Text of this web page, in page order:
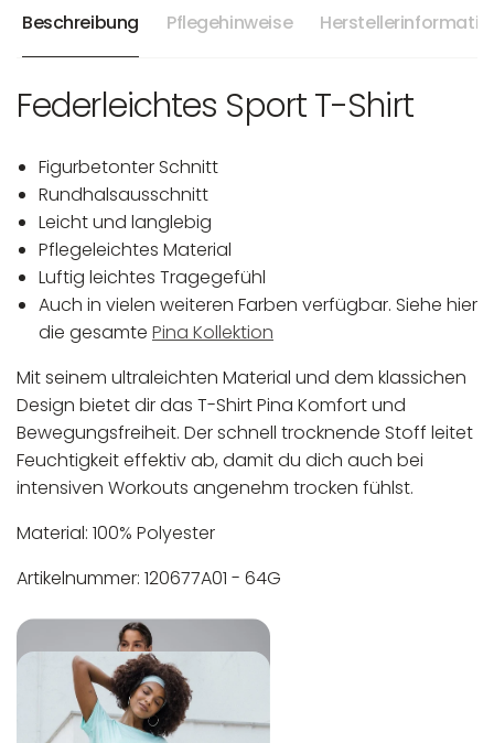
Beschreibung Pflegehinweise
Federleichtes Sport T-Shirt
Figurbetonter Schnitt
Rundhalsausschnitt
Leicht und langlebig
Pflegeleichtes Material
Luftig leichtes Tragegefühl
Auch in vielen weiteren Farben verfügbar. Siehe hier
die gesamte Pina Kollektion
Mit seinem ultraleichten Material und dem klassichen
Design bietet dir das T-Shirt Pina Komfort und
Bewegungsfreiheit. Der schnell trocknende Stoff leitet
Feuchtigkeit effektiv ab, damit du dich auch bei
intensiven Workouts angenehm trocken fühlst.
Material: 100% Polyester
Artikelnummer: 120677A01 - 64G
Maschinenwäsche bis 30°C
Nicht bleichen
Nicht bügeln
Nicht trocknergeeignet
In der EU niedergelassener verantwortlicher
Wirtschaftsakteur: